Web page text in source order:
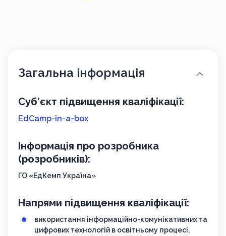
Загальна інформація
Суб’єкт підвищення кваліфікації:
EdCamp-in-a-box
Інформація про розробника
(розробників):
ГО «ЕдКемп Україна»
Напрями підвищення кваліфікації:
використання інформаційно-комунікативних та
цифрових технологій в освітньому процесі,